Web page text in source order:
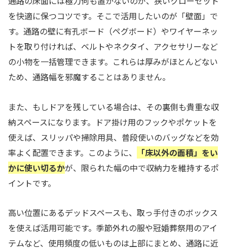
を快適に保つコツです。そこで活用したいのが「壁面」で
す。通路の壁に有孔ボード（ペグボード）やワイヤーネッ
トを取り付ければ、ベルトやネクタイ、アクセサリーなど
の小物を一括管理できます。これらは厚みがほとんどない
ため、通路幅を邪魔することはありません。
また、もしドアを残している場合は、その裏側も貴重な収
納スペースになります。ドア掛け用のフックやポケットを
使えば、スリッパや掃除用具、普段使いのバッグなどを効
率よく配置できます。このように、
「床以外の面積」をい
かに使い切るかが、限られた幅の中で収納力を維持するポ
イントです。
高い位置にあるデッドスペースも、取っ手付きのボックス
を使えば活用可能です。季節外れの服や冠婚葬祭用のアイ
テムなど、使用頻度の低いものは上部にまとめ、通路に近